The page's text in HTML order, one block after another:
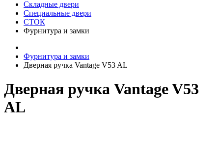
Складные двери
Специальные двери
СТОК
Фурнитура и замки
Фурнитура и замки
Дверная ручка Vantage V53 AL
Дверная ручка Vantage V53
AL